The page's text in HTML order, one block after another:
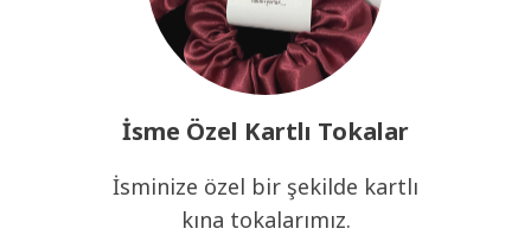
İsme Özel Kartlı Tokalar
İsminize özel bir şekilde kartlı
kına tokalarımız.